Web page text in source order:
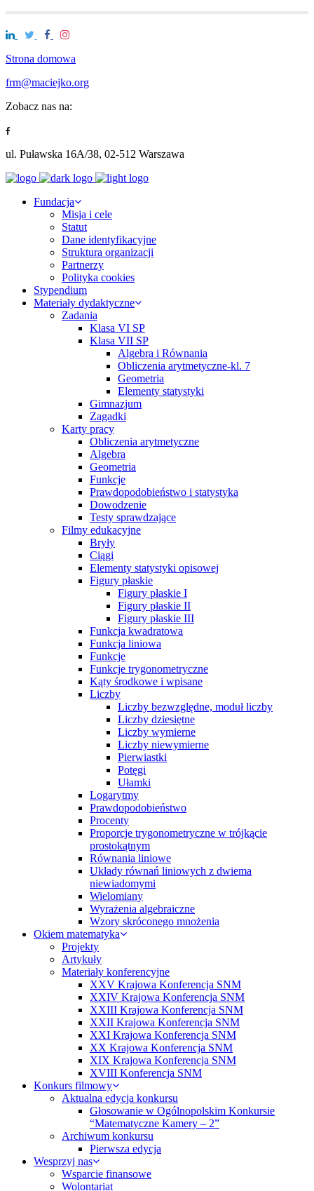
Strona domowa
frm@maciejko.org
Zobacz nas na:
ul. Puławska 16A/38, 02-512 Warszawa
Fundacja
Misja i cele
Statut
Dane identyfikacyjne
Struktura organizacji
Partnerzy
Polityka cookies
Stypendium
Materiały dydaktyczne
Zadania
Klasa VI SP
Klasa VII SP
Algebra i Równania
Obliczenia arytmetyczne-kl. 7
Geometria
Elementy statystyki
Gimnazjum
Zagadki
Karty pracy
Obliczenia arytmetyczne
Algebra
Geometria
Funkcje
Prawdopodobieństwo i statystyka
Dowodzenie
Testy sprawdzające
Filmy edukacyjne
Bryły
Ciągi
Elementy statystyki opisowej
Figury płaskie
Figury płaskie I
Figury płaskie II
Figury płaskie III
Funkcja kwadratowa
Funkcja liniowa
Funkcje
Funkcje trygonometryczne
Kąty środkowe i wpisane
Liczby
Liczby bezwzględne, moduł liczby
Liczby dziesiętne
Liczby wymierne
Liczby niewymierne
Pierwiastki
Potęgi
Ułamki
Logarytmy
Prawdopodobieństwo
Procenty
Proporcje trygonometryczne w trójkącie
prostokątnym
Równania liniowe
Układy równań liniowych z dwiema
niewiadomymi
Wielomiany
Wyrażenia algebraiczne
Wzory skróconego mnożenia
Okiem matematyka
Projekty
Artykuły
Materiały konferencyjne
XXV Krajowa Konferencja SNM
XXIV Krajowa Konferencja SNM
XXIII Krajowa Konferencja SNM
XXII Krajowa Konferencja SNM
XXI Krajowa Konferencja SNM
XX Krajowa Konferencja SNM
XIX Krajowa Konferencja SNM
XVIII Konferencja SNM
Konkurs filmowy
Aktualna edycja konkursu
Głosowanie w Ogólnopolskim Konkursie
“Matematyczne Kamery – 2”
Archiwum konkursu
Pierwsza edycja
Wesprzyj nas
Wsparcie finansowe
Wolontariat